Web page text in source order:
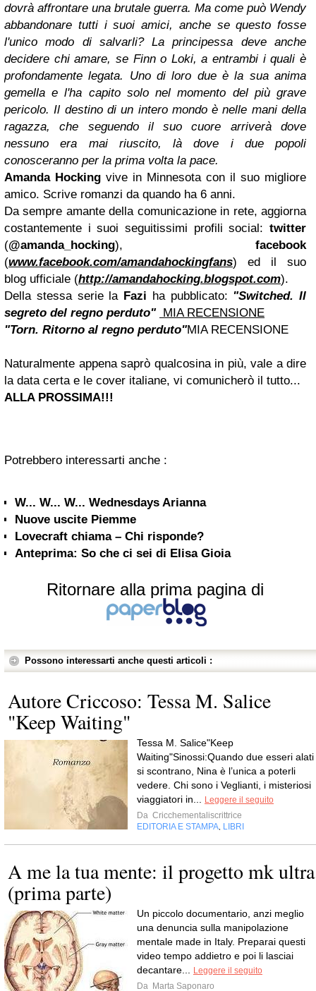
dovrà affrontare una brutale guerra. Ma come può Wendy
abbandonare tutti i suoi amici, anche se questo fosse
l'unico modo di salvarli? La principessa deve anche
decidere chi amare, se Finn o Loki, a entrambi i quali è
profondamente legata. Uno di loro due è la sua anima
gemella e l'ha capito solo nel momento del più grave
pericolo. Il destino di un intero mondo è nelle mani della
ragazza, che seguendo il suo cuore arriverà dove
nessuno era mai riuscito, là dove i due popoli
conosceranno per la prima volta la pace.
Amanda Hocking vive in Minnesota con il suo migliore
amico. Scrive romanzi da quando ha 6 anni.
Da sempre amante della comunicazione in rete, aggiorna
costantemente i suoi seguitissimi profili social: twitter
(@amanda_hocking), facebook
(www.facebook.com/amandahockingfans) ed il suo
blog ufficiale (http://amandahocking.blogspot.com).
Della stessa serie laFazi ha pubblicato: "Switched. Il
segreto del regno perduto" MIA RECENSIONE
"Torn. Ritorno al regno perduto"MIA RECENSIONE
Naturalmente appena saprò qualcosina in più, vale a dire
la data certa e le cover italiane, vi comunicherò il tutto...
ALLA PROSSIMA!!!
Potrebbero interessarti anche :
W... W... W... Wednesdays Arianna
Nuove uscite Piemme
Lovecraft chiama – Chi risponde?
Anteprima: So che ci sei di Elisa Gioia
Ritornare alla prima pagina di
Possono interessarti anche questi articoli :
Autore Criccoso: Tessa M. Salice
"Keep Waiting"
Tessa M. Salice"Keep
Waiting"Sinossi:Quando due esseri alati
si scontrano, Nina è l’unica a poterli
vedere. Chi sono i Veglianti, i misteriosi
viaggiatori in...
Leggere il seguito
Da Cricchementaliscrittrice
EDITORIA E STAMPA LIBRI
A me la tua mente: il progetto mk ultra
(prima parte)
Un piccolo documentario, anzi meglio
una denuncia sulla manipolazione
mentale made in Italy. Preparai questi
video tempo addietro e poi li lasciai
decantare...
Leggere il seguito
Da Marta Saponaro